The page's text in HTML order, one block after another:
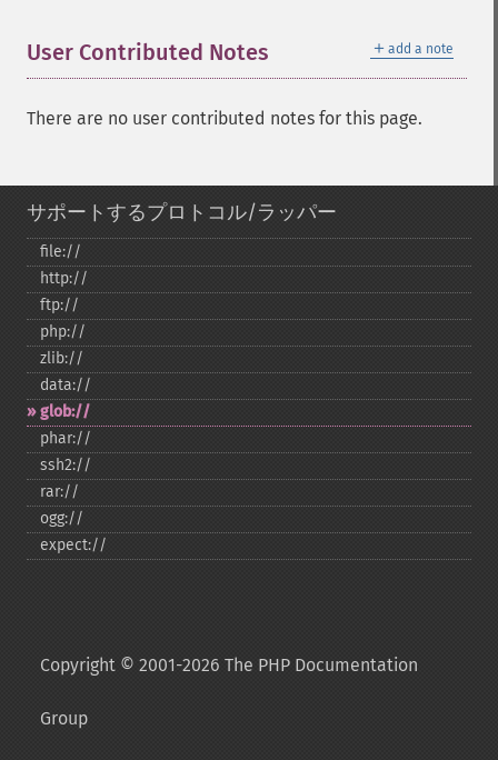
＋ add a note
User Contributed Notes
There are no user contributed notes for this page.
サポートするプロトコル/ラッパー
file://
http://
ftp://
php://
zlib://
data://
glob://
phar://
ssh2://
rar://
ogg://
expect://
Copyright © 2001-2026 The PHP Documentation
Group